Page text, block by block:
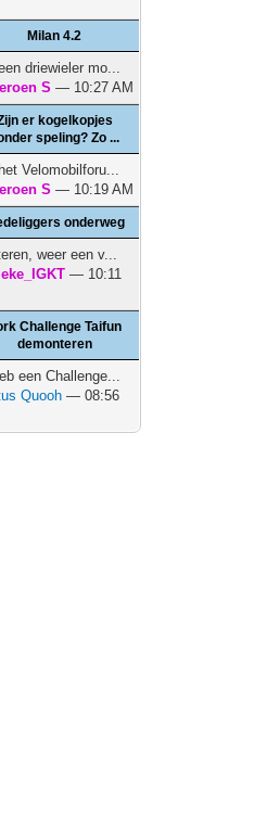
Milan 4.2
driewieler mo...
S — 10:27 AM
er kogelkopjes
speling? Zo ...
Velomobilforu...
S — 10:19 AM
onderweg
weer een v...
— 10:11
Challenge Taifun
demonteren
een Challenge...
Quooh — 08:56